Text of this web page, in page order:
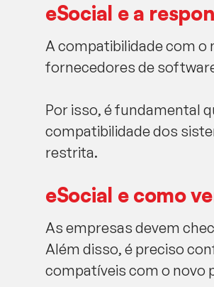
eSocial e a
A compatibilidade com o
fornecedores de
Por isso, é fundamental
compatibilidade dos
restrita.
eSocial e como
As empresas devem
Além disso, é preciso
compatíveis com o novo